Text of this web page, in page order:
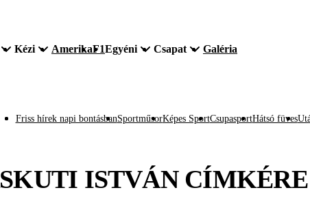
Kézi AmerikaF1Egyéni Csapat Galéria
Friss hírek napi bontásbanSportműsorKépes SportCsupasportHátsó füves
ISTVÁNCÍMKÉRE